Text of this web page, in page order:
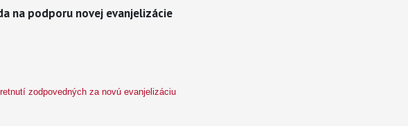
na podporu novej evanjelizácie
zodpovedných za novú evanjelizáciu